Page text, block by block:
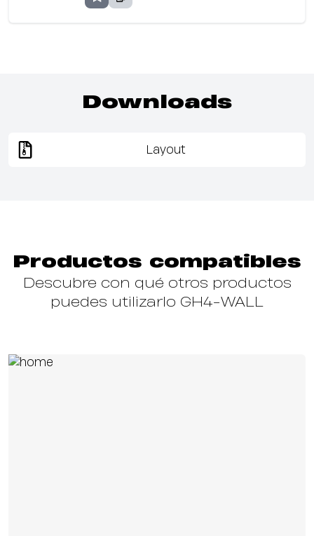
Downloads
Layout
Productos compatibles
Descubre con qué otros productos
puedes utilizarlo GH4-WALL